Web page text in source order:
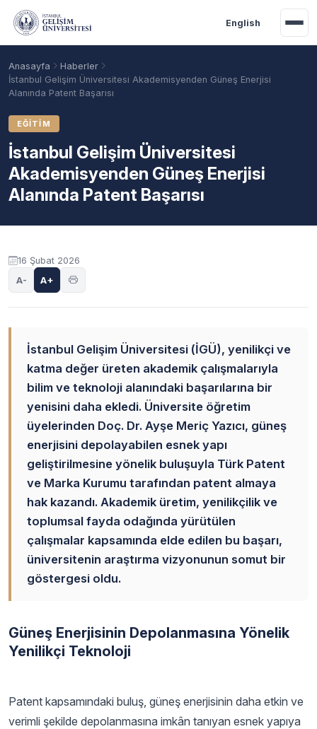
Ana içeriğe geç
English
Anasayfa
Haberler
İstanbul Gelişim Üniversitesi Akademisyenden Güneş Enerjisi
Alanında Patent Başarısı
EĞITIM
İstanbul Gelişim Üniversitesi
Akademisyenden Güneş Enerjisi
Alanında Patent Başarısı
16 Şubat 2026
A- A+
İstanbul Gelişim Üniversitesi (İGÜ), yenilikçi ve
katma değer üreten akademik çalışmalarıyla
bilim ve teknoloji alanındaki başarılarına bir
yenisini daha ekledi. Üniversite öğretim
üyelerinden Doç. Dr. Ayşe Meriç Yazıcı, güneş
enerjisini depolayabilen esnek yapı
geliştirilmesine yönelik buluşuyla Türk Patent
ve Marka Kurumu tarafından patent almaya
hak kazandı. Akademik üretim, yenilikçilik ve
toplumsal fayda odağında yürütülen
çalışmalar kapsamında elde edilen bu başarı,
üniversitenin araştırma vizyonunun somut bir
göstergesi oldu.
Güneş Enerjisinin Depolanmasına Yönelik
Yenilikçi Teknoloji
Patent kapsamındaki buluş, güneş enerjisinin daha etkin ve
verimli şekilde depolanmasına imkân tanıyan esnek yapıya